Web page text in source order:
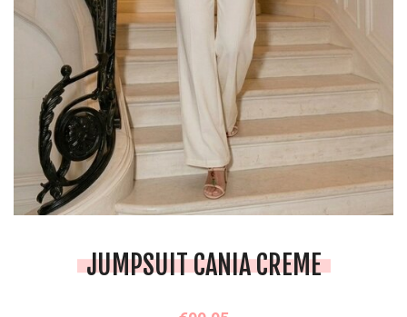
JUMPSUIT CANIA CREME